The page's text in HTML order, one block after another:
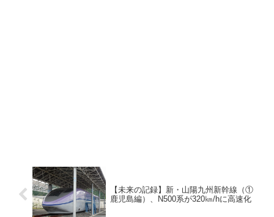
【未来の記録】新・山陽九州新幹線（①
鹿児島編）、N500系が320㎞/hに高速化